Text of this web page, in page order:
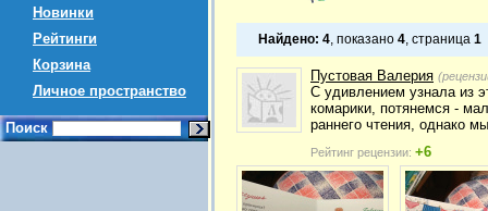
Новинки
Рейтинги
Корзина
Личное пространство
Поиск
Найдено: 4, показано 4, страница 1
Пустовая Валерия
С удивлением узнала из
комарики, потянемся -
раннего чтения, однако
Рейтинг рецензии: +6